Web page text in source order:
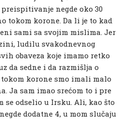
negde oko 30
tokom korone. Da li je to kad
sami sa svojim mislima. Jer
ludilu svakodnevnog
obaveza koje imamo retko
da sedne i da razmišlja o
tokom korone smo imali malo
Ja sam imao srećom to i pre
se odselio u Irsku. Ali, kao što
dodatne 4, u mom slučaju